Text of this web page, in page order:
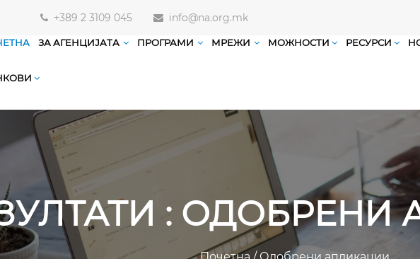
+389 2 3109 045 info@na.org.mk
ЗА АГЕНЦИЈАТА ПРОГРАМИ МРЕЖИ МОЖНОСТИ РЕСУРСИ
: